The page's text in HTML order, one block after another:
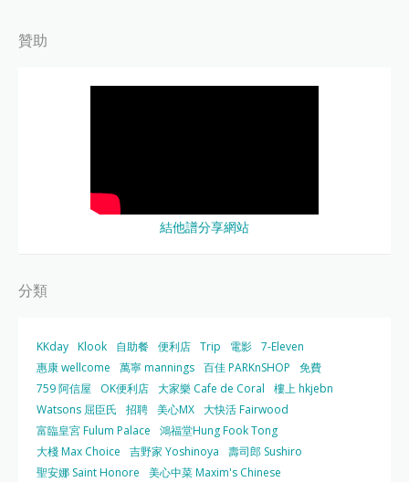
贊助
結他譜分享網站
分類
KKday Klook 自助餐 便利店 Trip 電影 7-Eleven
惠康 wellcome
萬寧 mannings 百佳 PARKnSHOP
免費
759 阿信屋
OK便利店 大家樂 Cafe de Coral
樓上 hkjebn
Watsons 屈臣氏
招聘 美心MX 大快活 Fairwood
富臨皇宮 Fulum Palace
鴻福堂Hung Fook Tong
大棧 Max Choice
吉野家 Yoshinoya
壽司郎 Sushiro
聖安娜 Saint Honore
美心中菜 Maxim's Chinese